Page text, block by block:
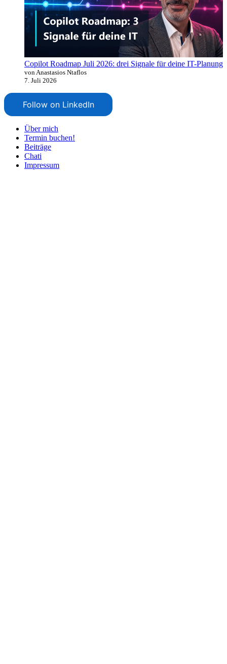
Copilot Roadmap Juli 2026: drei Signale für deine IT-Planung
von Anastasios Ntaflos
7. Juli 2026
Follow on LinkedIn
Über mich
Termin buchen!
Beiträge
Chati
Impressum